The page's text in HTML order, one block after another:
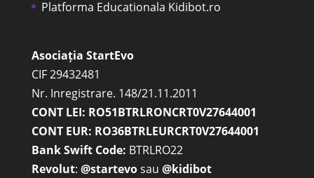
Platforma Educationala Kidibot.ro
Asociația StartEvo
CIF 29432481
Nr. Inregistrare. 148/21.11.2011
CONT LEI: RO51BTRLRONCRT0V27644001
CONT EUR: RO36BTRLEURCRT0V27644001
Bank Swift Code: BTRLRO22
Revolut: @startevosau @kidibot